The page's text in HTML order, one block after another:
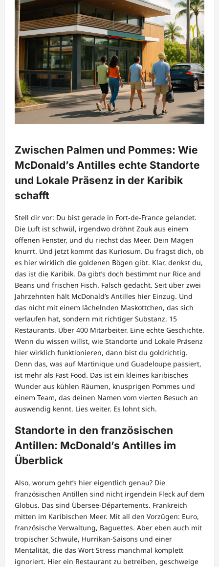
Zwischen Palmen und Pommes: Wie
McDonald’s Antilles echte Standorte
und Lokale Präsenz in der Karibik
schafft
Stell dir vor: Du bist gerade in Fort-de-France gelandet.
Die Luft ist schwül, irgendwo dröhnt Zouk aus einem
offenen Fenster, und du riechst das Meer. Dein Magen
knurrt. Und jetzt kommt das Kuriosum. Du fragst dich, ob
es hier wirklich die goldenen Bögen gibt. Klar, denkst du,
das ist die Karibik. Da gibt’s doch bestimmt nur Rice and
Beans und frischen Fisch. Falsch gedacht. Seit über zwei
Jahrzehnten hält McDonald’s Antilles hier Einzug. Und
das nicht mit einem lächelnden Maskottchen, das sich
verlaufen hat, sondern mit richtiger Substanz. 15
Restaurants. Über 400 Mitarbeiter. Eine echte Geschichte.
Wenn du wissen willst, wie Standorte und Lokale Präsenz
hier wirklich funktionieren, dann bist du goldrichtig.
Denn das, was auf Martinique und Guadeloupe passiert,
ist mehr als Fast Food. Das ist ein kleines karibisches
Wunder aus kühlen Räumen, knusprigen Pommes und
einem Team, das deinen Namen vom vierten Besuch an
auswendig kennt. Lies weiter. Es lohnt sich.
Standorte in den französischen
Antillen: McDonald’s Antilles im
Überblick
Also, worum geht’s hier eigentlich genau? Die
französischen Antillen sind nicht irgendein Fleck auf dem
Globus. Das sind Übersee-Départements. Frankreich
mitten im Karibischen Meer. Mit all den Vorzügen: Euro,
französische Verwaltung, Baguettes. Aber eben auch mit
tropischer Schwüle, Hurrikan-Saisons und einer
Mentalität, die das Wort Stress manchmal komplett
ignoriert. Hier ein Restaurant zu betreiben, geschweige